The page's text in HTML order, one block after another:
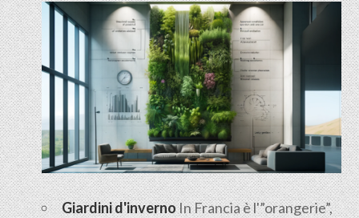
Giardini d'invernoIn Francia è l'”orangerie”,